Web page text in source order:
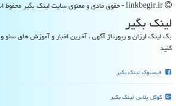
لینك بگیر
بک لینک ارزان و رپورتاژ آگهی ، آخرین اخبار و آموزش های سئو
کنید
فیسبوک لینک بگیر
گوگل پلاس لینک بگیر